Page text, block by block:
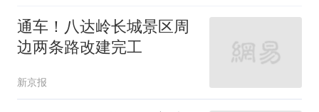
通车！八达岭长城景区周
边两条路改建完工
新京报